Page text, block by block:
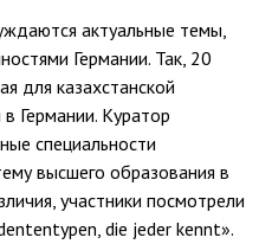
актуальные темы,
Германии. Так, 20
для казахстанской
Германии. Куратор
специальности
высшего образования в
участники посмотрели
die jeder kennt».